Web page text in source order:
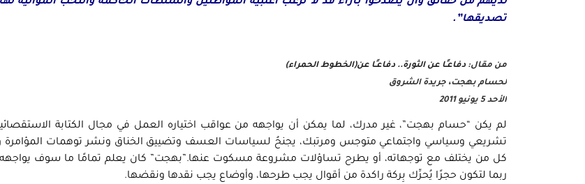
تصديقها”.
من مقال: دفاعـًا عن الثورة.. دفاعـًا عن(الخطوط الحمراء)
لحسام بهجت، جريدة الشروق
الأحد 5 يونيو 2011
لم يكن “حسام بهجت”، غير مدرك، لما يمكن أن يواجهه من عواقب اختياره العمل في مجال الكتابة
تشريعي وسياسي واجتماعي متوجس ومرتبك، يجنحُ لسياسات العسف وتضييق الخناق ونشر توهمات المؤامرة
كل من يختلف مع توجهاته، أو يطرح تساؤلات مشروعة مسكوت عنها.”بهجت” كان يعلم تمامًا ما سوف يواجهه
ربما لتكون حجرًا يُحرِّك بِركة راكدة من أقوال يجب طرحها، وأوضاع يجب نقدها ونقضها.